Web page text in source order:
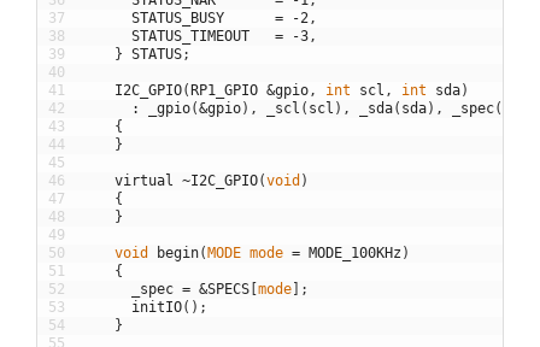
37
38
39
40
41
42
43
44
45
46
47
48
49
50
51
52
53
54
55
STATUS_BUSY
= -2 ,
STATUS_TIMEOUT
= -3 ,
} STATUS;
I2C_GPIO(RP1_GPIO &gpio , int scl , int sda)
:
_gpio(&gpio) , _scl ( scl ) , _sda( sda) , _spec(
{
}
virtual ~I2C_GPIO(void )
{
}
void begin(MODE mode = MODE_100KHz )
{
_spec = &SPECS [mode] ;
initIO( ) ;
}